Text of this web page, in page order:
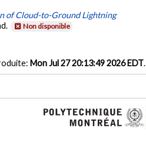
of Cloud-to-Ground Lightning
Non disponible
Mon Jul 27 20:13:49 2026 EDT.